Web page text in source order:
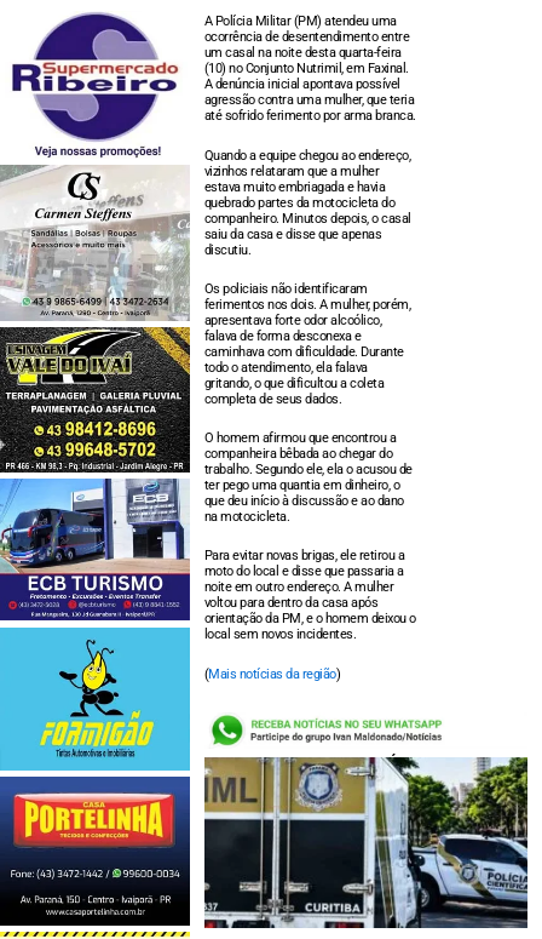
A Polícia Militar (PM) atendeu uma
ocorrência de desentendimento entre
um casal na noite desta quarta-feira
(10) no Conjunto Nutrimil, em Faxinal.
A denúncia inicial apontava possível
agressão contra uma mulher, que teria
até sofrido ferimento por arma branca.
Quando a equipe chegou ao endereço,
vizinhos relataram que a mulher
estava muito embriagada e havia
quebrado partes da motocicleta do
companheiro. Minutos depois, o casal
saiu da casa e disse que apenas
discutiu.
Os policiais não identificaram
ferimentos nos dois. A mulher, porém,
apresentava forte odor alcoólico,
falava de forma desconexa e
caminhava com dificuldade. Durante
todo o atendimento, ela falava
gritando, o que dificultou a coleta
completa de seus dados.
O homem afirmou que encontrou a
companheira bêbada ao chegar do
trabalho. Segundo ele, ela o acusou de
ter pego uma quantia em dinheiro, o
que deu início à discussão e ao dano
na motocicleta.
Para evitar novas brigas, ele retirou a
moto do local e disse que passaria a
noite em outro endereço. A mulher
voltou para dentro da casa após
orientação da PM, e o homem deixou o
local sem novos incidentes.
(Mais notícias da região)
LEIA TAMBÉM: